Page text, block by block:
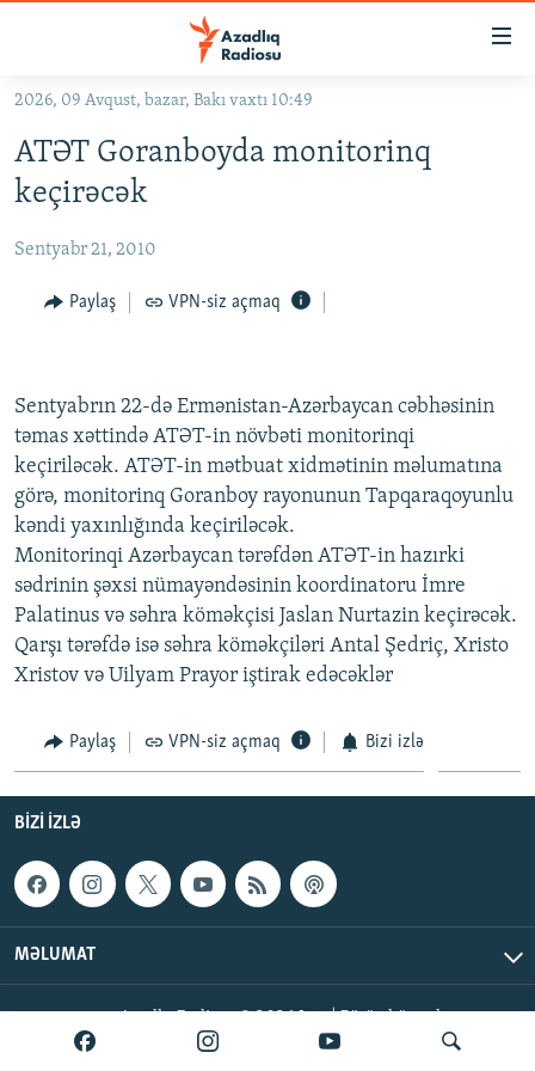
Əsas
qayıt
Əsas
naviqasiyaya
qayıt
KORRUPSIOMETR
#ƏSLINDƏ
FƏRQƏ BAX
MULTIMEDIA
VIDEO
FOTOQALEREYA
İNFOQRAFIKA
KARIKATURA
RADIO ARXIV
OXU ZALI
AZƏRBAYCAN ƏDƏBIYYATI KITABXANASI
İSLAM VƏ DEMOKRATIYA
İZ - MƏDƏNIYYƏT PROQRAMI
HAQQIMIZDA
MISSIYAMIZ
PEŞƏ ETIKASI VƏ JURNALISTIKA STANDARTLARIMIZ
MATERIALLARIMIZDAN ISTIFADƏ
AZADLIQRADIOSU MOBIL TELEFONUNUZDA
BIZIMLƏ ƏLAQƏ
XƏBƏR BÜLLETENLƏRIMIZ
BIZI IZLƏ
RFE/RL-in bütün saytları
2026, 09 Avqust, bazar, Bakı vaxtı 10:49
ATƏT Goranboyda monitorinq
keçirəcək
Sentyabr 21, 2010
Paylaş VPN-siz açmaq
Sentyabrın 22-də Ermənistan-Azərbaycan cəbhəsinin
təmas xəttində ATƏT-in növbəti monitorinqi
keçiriləcək. ATƏT-in mətbuat xidmətinin məlumatına
görə, monitorinq Goranboy rayonunun Tapqaraqoyunlu
kəndi yaxınlığında keçiriləcək.
Monitorinqi Azərbaycan tərəfdən ATƏT-in hazırki
sədrinin şəxsi nümayəndəsinin koordinatoru İmre
Palatinus və səhra köməkçisi Jaslan Nurtazin keçirəcək.
Qarşı tərəfdə isə səhra köməkçiləri Antal Şedriç, Xristo
Xristov və Uilyam Prayor iştirak edəcəklər
Paylaş VPN-siz açmaq Bizi izlə
BIZI IZLƏ
MƏLUMAT
AzadlıqRadiosu © 2026 Inc. | Bütün hüquqlar qorunur